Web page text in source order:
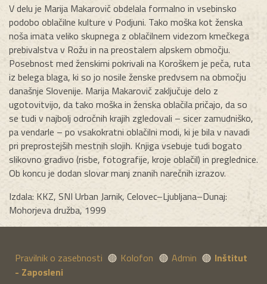
V delu je Marija Makarovič obdelala formalno in vsebinsko
podobo oblačilne kulture v Podjuni. Tako moška kot ženska
noša imata veliko skupnega z oblačilnem videzom kmečkega
prebivalstva v Rožu in na preostalem alpskem območju.
Posebnost med ženskimi pokrivali na Koroškem je peča, ruta
iz belega blaga, ki so jo nosile ženske predvsem na območju
današnje Slovenije. Marija Makarovič zaključuje delo z
ugotovitvijo, da tako moška in ženska oblačila pričajo, da so
se tudi v najbolj odročnih krajih zgledovali – sicer zamudniško,
pa vendarle – po vsakokratni oblačilni modi, ki je bila v navadi
pri preprostejših mestnih slojih. Knjiga vsebuje tudi bogato
slikovno gradivo (risbe, fotografije, kroje oblačil) in preglednice.
Ob koncu je dodan slovar manj znanih narečnih izrazov.
Izdala: KKZ, SNI Urban Jarnik, Celovec–Ljubljana–Dunaj:
Mohorjeva družba, 1999
Pravilnik o zasebnosti Kolofon Admin
Inštitut
- Zaposleni